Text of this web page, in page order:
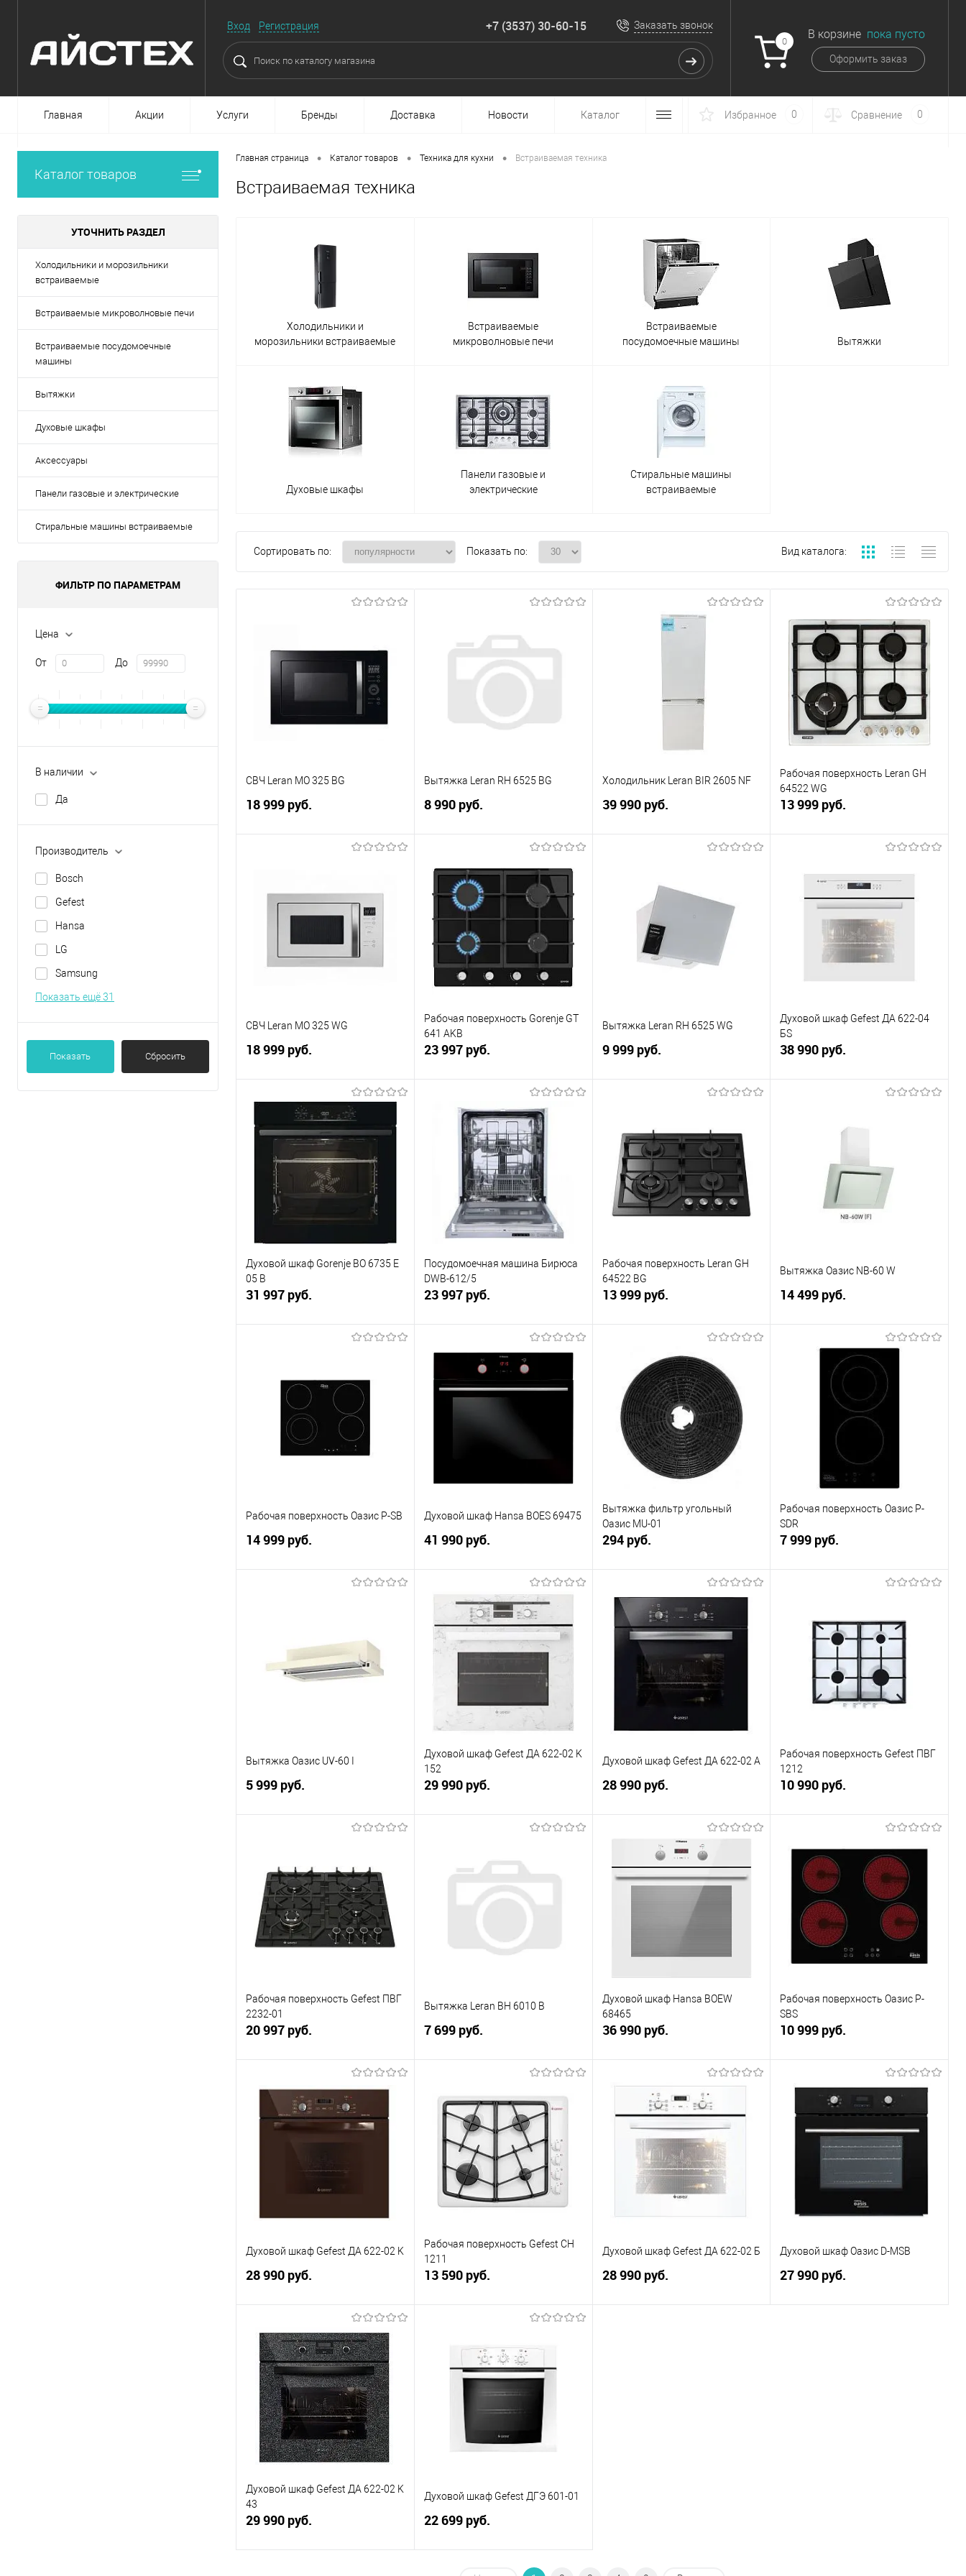
Вход Регистрация +7 (3537) 30-60-15 Заказать звонок
0
В корзине пока пусто
Оформить заказ
Главная Акции Услуги Бренды Доставка Новости Каталог Избранное 0 Сравнение 0
Каталог товаров
УТОЧНИТЬ РАЗДЕЛ
Холодильники и морозильники
встраиваемые
Встраиваемые микроволновые печи
Встраиваемые посудомоечные
машины
Вытяжки
Духовые шкафы
Аксессуары
Панели газовые и электрические
Стиральные машины встраиваемые
ФИЛЬТР ПО ПАРАМЕТРАМ
Цена
От До
В наличии
Да
Производитель
Bosch
Gefest
Hansa
LG
Samsung
Показать ещё 31
Показать Сбросить
Главная страница • Каталог товаров • Техника для кухни • Встраиваемая техника
Встраиваемая техника
Холодильники и
морозильники встраиваемые
Встраиваемые
микроволновые печи
Встраиваемые
посудомоечные машины
Вытяжки
Духовые шкафы
Панели газовые и
электрические
Стиральные машины
встраиваемые
Сортировать по: Показать по: Вид каталога:
СВЧ Leran MO 325 BG
18 999 руб.
Купить в 1 клик
К сравнению
В избранное
В наличии
Вытяжка Leran RH 6525 BG
8 990 руб.
Купить в 1 клик
К сравнению
В избранное
В наличии
Холодильник Leran BIR 2605 NF
39 990 руб.
Купить в 1 клик
К сравнению
В избранное
В наличии
Рабочая поверхность Leran GH
64522 WG
13 999 руб.
Купить в 1 клик
К сравнению
В избранное
В наличии
СВЧ Leran MO 325 WG
18 999 руб.
В корзину
Купить в 1 клик
К сравнению
В избранное
В наличии
Рабочая поверхность Gorenje GT
641 AKB
23 997 руб.
Купить в 1 клик
К сравнению
В избранное
В наличии
Вытяжка Leran RH 6525 WG
9 999 руб.
Купить в 1 клик
К сравнению
В избранное
В наличии
Духовой шкаф Gefest ДА 622-04
БS
38 990 руб.
В избранное
Духовой шкаф Gorenje BO 6735 E
05 B
31 997 руб.
Купить в 1 клик
К сравнению
В избранное
В наличии
Посудомоечная машина Бирюса
DWB-612/5
23 997 руб.
Купить в 1 клик
К сравнению
Рабочая поверхность Leran GH
64522 BG
13 999 руб.
Купить в 1 клик
К сравнению
В избранное
Под заказ
Вытяжка Оазис NB-60 W
14 499 руб.
В корзину
Купить в 1 клик
В избранное
Рабочая поверхность Оазис P-SB
14 999 руб.
В избранное
Под заказ
Духовой шкаф Hansa BOES 69475
41 990 руб.
В корзину
Купить в 1 клик
К сравнению
В избранное
В наличии
Вытяжка фильтр угольный
Оазис MU-01
294 руб.
Купить в 1 клик
К сравнению
В избранное
В наличии
Рабочая поверхность Оазис P-
SDR
7 999 руб.
Купить в 1 клик
К сравнению
В избранное
Под заказ
Вытяжка Оазис UV-60 I
5 999 руб.
Купить в 1 клик
К сравнению
В избранное
В наличии
Духовой шкаф Gefest ДА 622-02 K
152
29 990 руб.
Купить в 1 клик
К сравнению
В избранное
Под заказ
Духовой шкаф Gefest ДА 622-02 A
28 990 руб.
В корзину
Купить в 1 клик
К сравнению
Рабочая поверхность Gefest ПВГ
1212
10 990 руб.
Купить в 1 клик
К сравнению
В избранное
Под заказ
Рабочая поверхность Gefest ПВГ
2232-01
20 997 руб.
Купить в 1 клик
К сравнению
Вытяжка Leran BH 6010 B
7 699 руб.
Купить в 1 клик
К сравнению
В избранное
В наличии
Духовой шкаф Hansa BOEW
68465
36 990 руб.
Купить в 1 клик
К сравнению
В избранное
В наличии
Рабочая поверхность Оазис P-
SBS
10 999 руб.
Купить в 1 клик
К сравнению
В избранное
Под заказ
Духовой шкаф Gefest ДА 622-02 K
28 990 руб.
Купить в 1 клик
К сравнению
В избранное
В наличии
Рабочая поверхность Gefest СН
1211
13 590 руб.
Купить в 1 клик
К сравнению
В избранное
Под заказ
Духовой шкаф Gefest ДА 622-02 Б
28 990 руб.
Духовой шкаф Оазис D-MSB
27 990 руб.
Духовой шкаф Gefest ДА 622-02 K
43
29 990 руб.
Духовой шкаф Gefest ДГЭ 601-01
22 699 руб.
В корзину